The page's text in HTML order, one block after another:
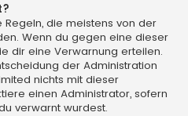
die meistens von der
Wenn du gegen eine dieser
dir eine Verwarnung erteilen.
der Administration
nichts mit dieser
einen Administrator, sofern
verwarnt wurdest.